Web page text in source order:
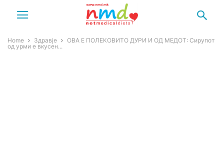
Home Здравје
ОВА Е ПОЛЕКОВИТО ДУРИ И ОД МЕДОТ: Сирупот
од урми е вкусен...